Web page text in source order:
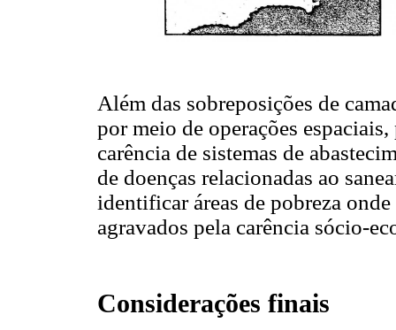
Além das sobreposições de
por meio de operações
carência de sistemas de
de doenças relacionadas ao
identificar áreas de pobreza
agravados pela carência sócio-
Considerações finais